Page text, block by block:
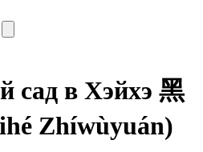
сад в Хэйхэ 黑
Zhíwùyuán)